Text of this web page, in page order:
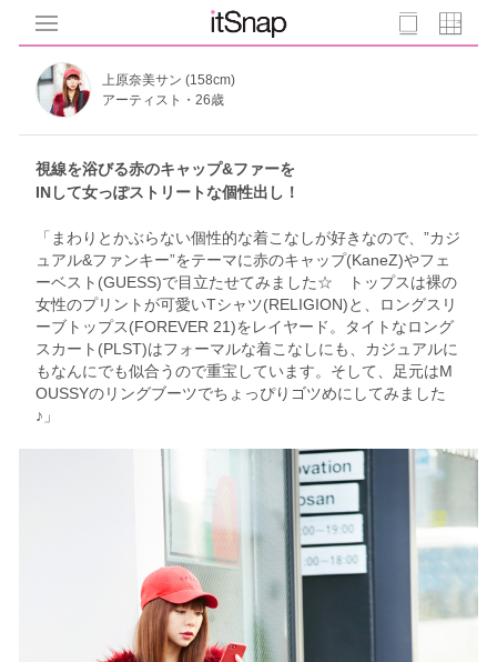
上原奈美サン (158cm)
アーティスト・26歳
視線を浴びる赤のキャップ&ファーを
INして女っぽストリートな個性出し！
「まわりとかぶらない個性的な着こなしが好きなので、”カジ
ュアル&ファンキー”をテーマに赤のキャップ(KaneZ)やフェ
ーベスト(GUESS)で目立たせてみました☆ トップスは裸の
女性のプリントが可愛いTシャツ(RELIGION)と、ロングスリ
ーブトップス(FOREVER 21)をレイヤード。タイトなロング
スカート(PLST)はフォーマルな着こなしにも、カジュアルに
もなんにでも似合うので重宝しています。そして、足元はM
OUSSYのリングブーツでちょっぴりゴツめにしてみました
♪」